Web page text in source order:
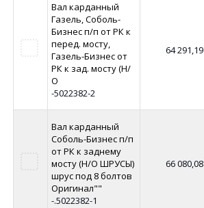
Вал карданный
Газель, Соболь-
Бизнес п/п от РК к
перед. мосту,
Газель-Бизнес от
РК к зад. мосту (Н/
О
-5022382-2
64 291,19
Вал карданный
Соболь-Бизнес п/п
от РК к заднему
мосту (Н/О ШРУСЫ)
шрус под 8 болтов
Оригинал""
-.5022382-1
66 080,08